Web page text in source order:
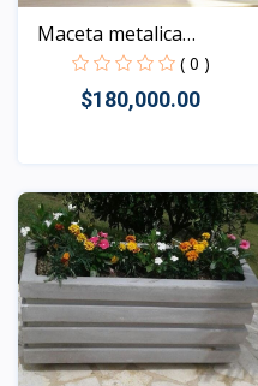
Maceta metalica
BELLADO...
( 0 )
$180,000.00
Vista